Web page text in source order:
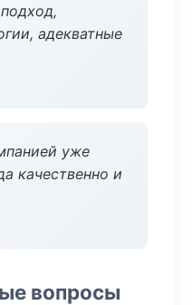
адекватные
уже
качественно и
вопросы